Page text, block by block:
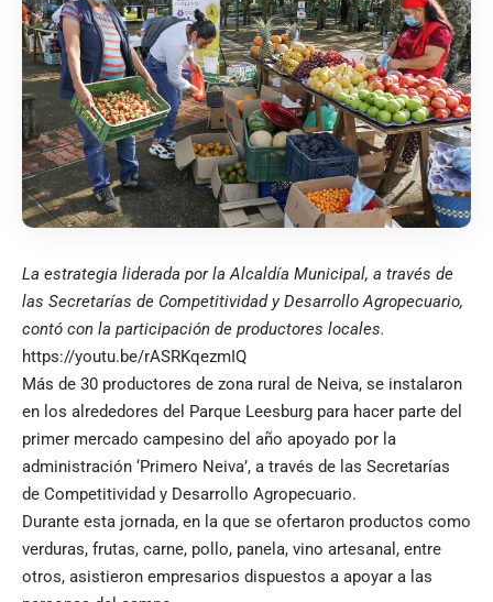
La estrategia liderada por la Alcaldía Municipal, a través de
las Secretarías de Competitividad y Desarrollo Agropecuario,
contó con la participación de productores locales.
https://youtu.be/rASRKqezmIQ
Más de 30 productores de zona rural de Neiva, se instalaron
en los alrededores del Parque Leesburg para hacer parte del
primer mercado campesino del año apoyado por la
administración ‘Primero Neiva’, a través de las Secretarías
de Competitividad y Desarrollo Agropecuario.
Durante esta jornada, en la que se ofertaron productos como
verduras, frutas, carne, pollo, panela, vino artesanal, entre
otros, asistieron empresarios dispuestos a apoyar a las